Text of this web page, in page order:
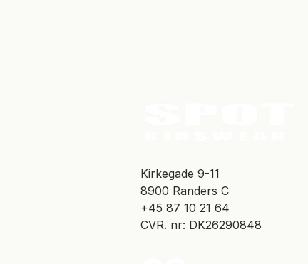
​Kirkegade 9-11
8900 Randers C
+45 87 10 21 64
CVR. nr: DK26290848